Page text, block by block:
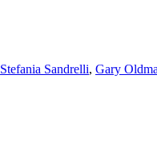
Stefania Sandrelli, Gary